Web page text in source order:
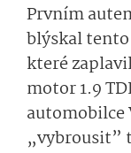
Prvním
blýskal
které
motor 1.9
automobilce
„vybrousit”